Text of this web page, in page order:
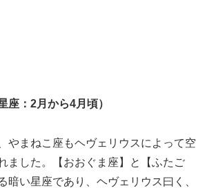
座：2月から4月頃）
やまねこ座もヘヴェリウスによって空
ました。【おおぐま座】と【ふたご
暗い星座であり、ヘヴェリウス曰く、